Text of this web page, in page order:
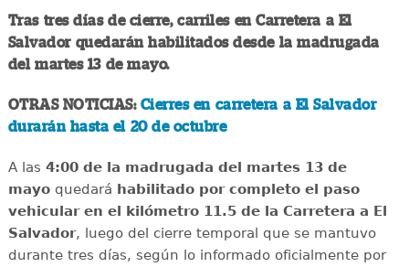
Tras tres días de cierre, carriles en Carretera a El
Salvador quedarán habilitados desde la madrugada
del martes 13 de mayo.
OTRAS NOTICIAS: Cierres en carretera a El Salvador
durarán hasta el 20 de octubre
A las 4:00 de la madrugada del martes 13 de
mayoquedará habilitado por completo el paso
vehicular en el kilómetro 11.5 de la Carretera a El
Salvador, luego del cierre temporal que se mantuvo
durante tres días, según lo informado oficialmente por